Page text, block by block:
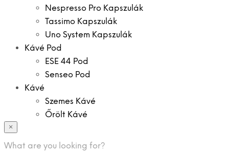
Nespresso Pro Kapszulák
Tassimo Kapszulák
Uno System Kapszulák
Kávé Pod
ESE 44 Pod
Senseo Pod
Kávé
Szemes Kávé
Őrölt Kávé
Instant Kávé
×
What are you looking for?